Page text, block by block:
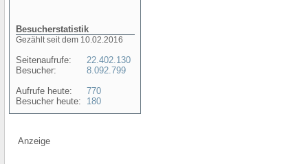
Besucherstatistik
Gezählt seit dem 10.02.2016
Seitenaufrufe:
Besucher:
Aufrufe heute:
Besucher heute:
22.402.130
8.092.799
770
180
Anzeige